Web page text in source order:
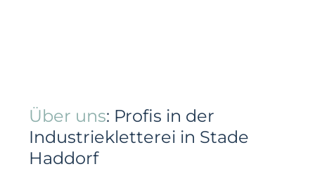
Über uns: Profis in der
Industriekletterei in Stade
Haddorf